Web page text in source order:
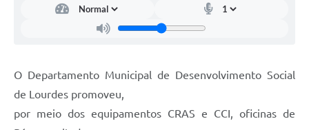
Junta Militar
PPA
Nota Fiscal Eletrônica
O Departamento Municipal de Desenvolvimento Social
de Lourdes promoveu,
por meio dos equipamentos CRAS e CCI, oficinas de